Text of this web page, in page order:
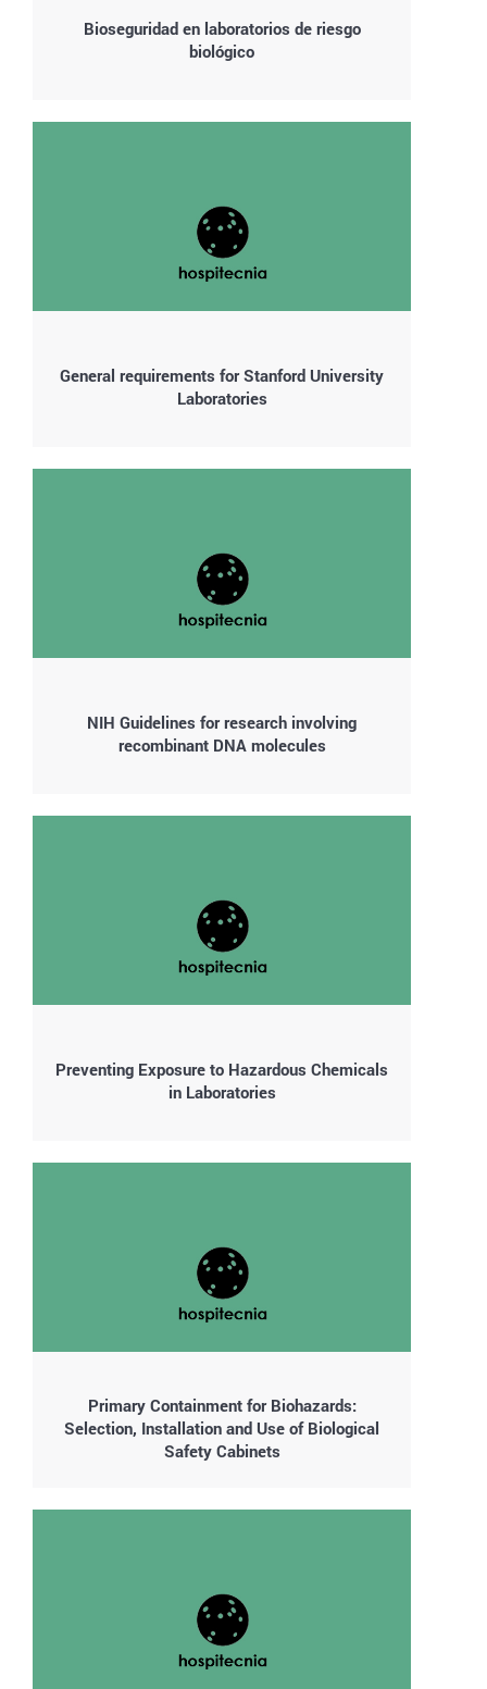
Bioseguridad en laboratorios de riesgo
biológico
General requirements for Stanford University
Laboratories
NIH Guidelines for research involving
recombinant DNA molecules
Preventing Exposure to Hazardous Chemicals
in Laboratories
Primary Containment for Biohazards:
Selection, Installation and Use of Biological
Safety Cabinets